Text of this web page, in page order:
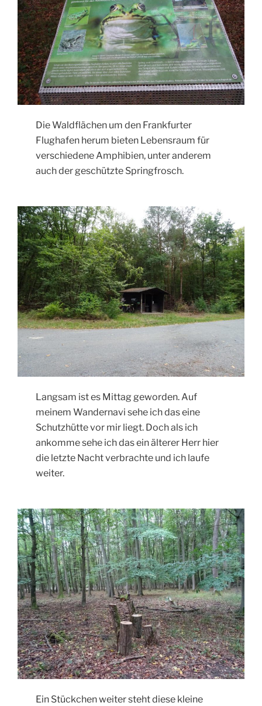
Die Waldflächen um den Frankfurter
Flughafen herum bieten Lebensraum für
verschiedene Amphibien, unter anderem
auch der geschützte Springfrosch.
Langsam ist es Mittag geworden. Auf
meinem Wandernavi sehe ich das eine
Schutzhütte vor mir liegt. Doch als ich
ankomme sehe ich das ein älterer Herr hier
die letzte Nacht verbrachte und ich laufe
weiter.
Ein Stückchen weiter steht diese kleine